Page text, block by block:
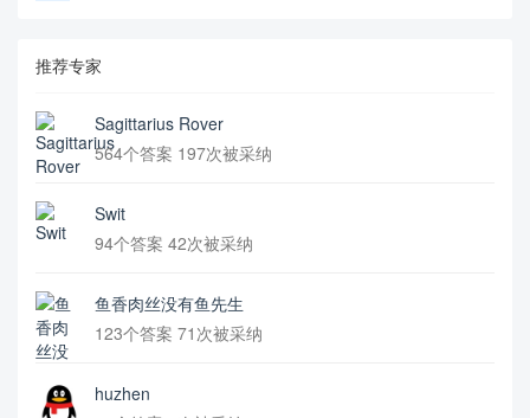
推荐专家
Sagittarius Rover
564个答案 197次被采纳
Swit
94个答案 42次被采纳
鱼香肉丝没有鱼先生
123个答案 71次被采纳
huzhen